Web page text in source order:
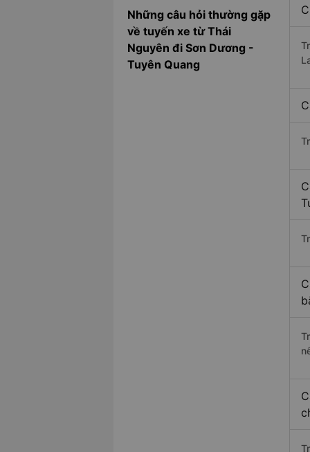
Những câu hỏi thường gặp
về tuyến xe từ Thái
Nguyên đi Sơn Dương -
Tuyên Quang